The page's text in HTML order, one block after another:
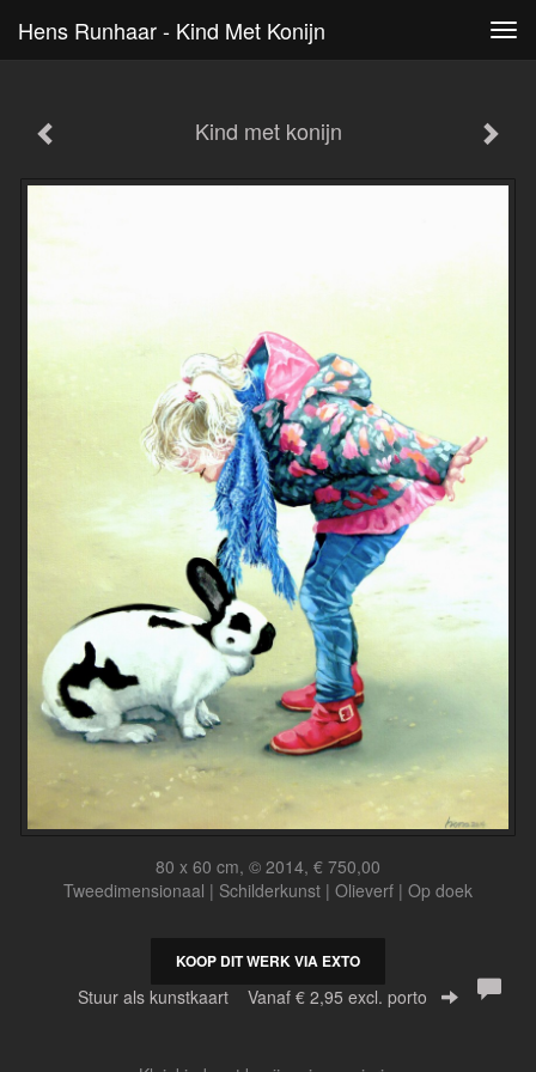
Hens Runhaar - Kind Met Konijn
Kind met konijn
80 x 60 cm, © 2014, € 750,00
Tweedimensionaal | Schilderkunst | Olieverf | Op doek
KOOP DIT WERK VIA EXTO
Stuur als kunstkaart Vanaf € 2,95 excl. porto